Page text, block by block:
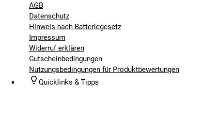
AGB
Datenschutz
Hinweis nach Batteriegesetz
Impressum
Widerruf erklären
Gutscheinbedingungen
Nutzungsbedingungen für Produktbewertungen
Quicklinks & Tipps